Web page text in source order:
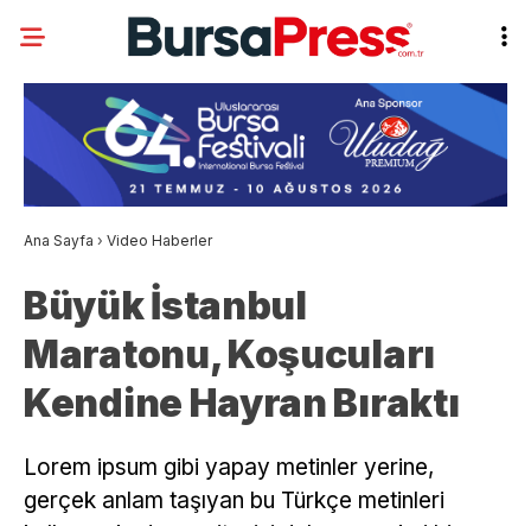
Ana Sayfa › Video Haberler
Büyük İstanbul
Maratonu, Koşucuları
Kendine Hayran Bıraktı
Lorem ipsum gibi yapay metinler yerine,
gerçek anlam taşıyan bu Türkçe metinleri